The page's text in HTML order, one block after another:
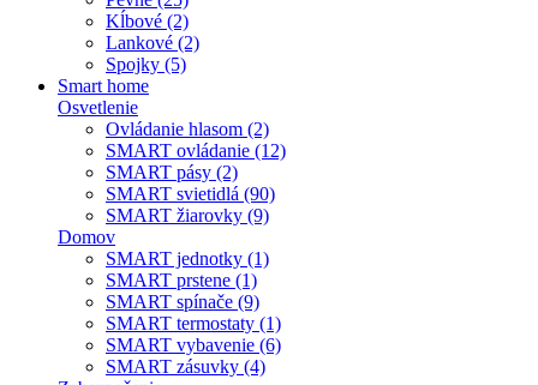
Kĺbové (2)
Lankové (2)
Spojky (5)
Smart home
Osvetlenie
Ovládanie hlasom (2)
SMART ovládanie (12)
SMART pásy (2)
SMART svietidlá (90)
SMART žiarovky (9)
Domov
SMART jednotky (1)
SMART prstene (1)
SMART spínače (9)
SMART termostaty (1)
SMART vybavenie (6)
SMART zásuvky (4)